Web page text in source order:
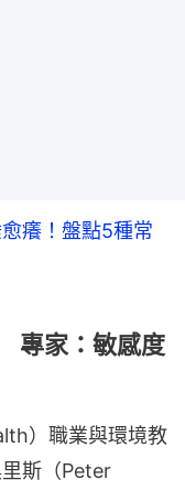
癢！盤點5種常
專家：敏感度
）職業與環境教
斯（Peter